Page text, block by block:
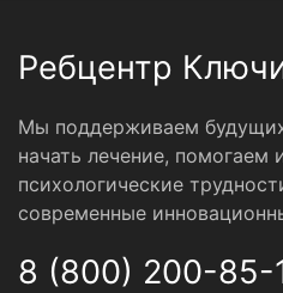
Ребцентр
Мы поддерживаем
начать лечение, помогаем
психологические
современные
8 (800) 200-85-